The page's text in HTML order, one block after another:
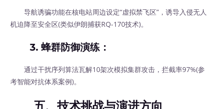
导航诱骗功能在核电站周边设定“虚拟禁飞区”，诱导入侵无人
机迫降至安全区(类似伊朗捕获RQ-170技术)。
3.蜂群防御演练 ：
通过干扰序列算法瓦解10架次模拟集群攻击，拦截率97%(参
考智能对抗体系案例)。
五、技术挑战与演进方向